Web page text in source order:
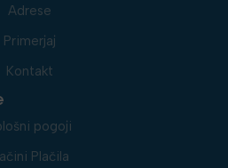
Adrese
Primerjaj
Kontakt
pogoji
Plačila